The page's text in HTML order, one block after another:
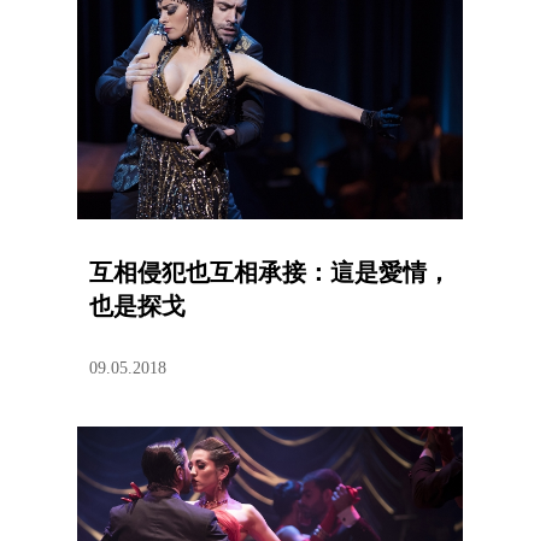
互相侵犯也互相承接：這是愛情，
也是探戈
09.05.2018